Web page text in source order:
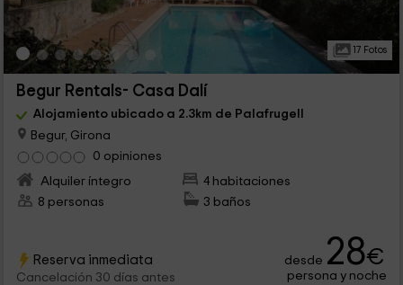
17 Fotos
Begur Rentals- Casa Dalí
Alojamiento ubicado a 2.3km de Palafrugell
Begur, Girona
0 opiniones
Alquiler íntegro
4 habitaciones
8 personas
3 baños
Reserva inmediata
Cancelación 30 días antes
desde 28€
persona y noche